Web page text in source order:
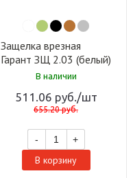
Защелка врезная
Гарант ЗЩ 2.03 (белый)
В наличии
511.06 руб. /шт
655.20руб.
- +
В корзину